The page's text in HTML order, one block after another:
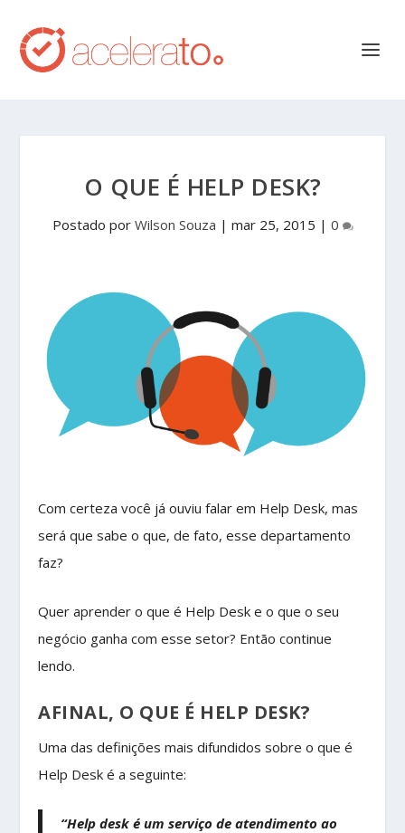
O QUE É HELP DESK?
Postado por Wilson Souza | mar 25, 2015 | 0
Com certeza você já ouviu falar em Help Desk, mas
será que sabe o que, de fato, esse departamento
faz?
Quer aprender o que é Help Desk e o que o seu
negócio ganha com esse setor? Então continue
lendo.
AFINAL, O QUE É HELP DESK?
Uma das definições mais difundidos sobre o que é
Help Desk é a seguinte:
“Help desk é um serviço de atendimento ao